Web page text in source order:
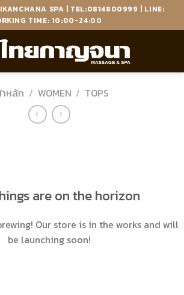
SPA | TEL:0814800999 | LINE:
TIME: 10:00-24:00
หลัก / WOMEN / TOPS
are on the horizon
Our store is in the works and will
be launching soon!